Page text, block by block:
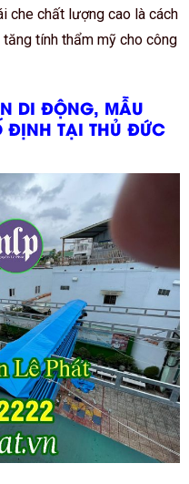
che chất lượng cao là cách
tính thẩm mỹ cho công
DI ĐỘNG, MẪU
ĐỊNH TẠI THỦ ĐỨC